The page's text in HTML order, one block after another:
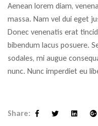
Aenean lorem diam,
massa. Nam vel dui eget
Donec venenatis erat
bibendum lacus posuere.
sodales, mi augue
nunc. Nunc imperdiet eu
Share: